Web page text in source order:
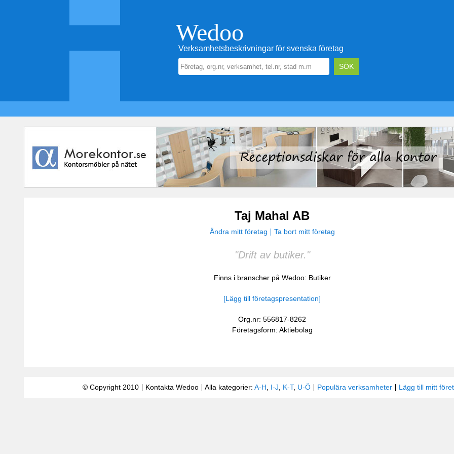
Wedoo
Verksamhetsbeskrivningar för svenska företag
Taj Mahal AB
Ändra mitt företag Ta bort mitt företag
"Drift av butiker."
Finns i branscher på Wedoo: Butiker
[Lägg till företagspresentation]
Org.nr: 556817-8262
Företagsform: Aktiebolag
© Copyright 2010 Kontakta Wedoo Alla kategorier: A-H I-J K-T, U-Ö Populära verksamheter Lägg till mitt